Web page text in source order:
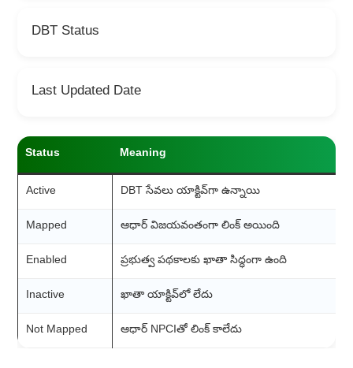
DBT Status
Last Updated Date
Status Meaning
Active DBT సేవలు యాక్టివ్‌గా ఉన్నాయి
Mapped ఆధార్ విజయవంతంగా లింక్ అయింది
Enabled ప్రభుత్వ పథకాలకు ఖాతా సిద్ధంగా ఉంది
Inactive ఖాతా యాక్టివ్‌లో లేదు
Not Mapped ఆధార్ NPCIతో లింక్ కాలేదు